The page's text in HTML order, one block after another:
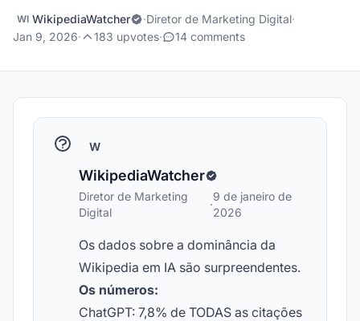
WI WikipediaWatcher ·Diretor de Marketing Digital·
Jan 9, 2026· 183 upvotes· 14 comments
W
WikipediaWatcher
Diretor de Marketing
Digital
·
9 de janeiro de
2026
Os dados sobre a dominância da
Wikipedia em IA são surpreendentes.
Os números:
ChatGPT: 7,8% de TODAS as citações